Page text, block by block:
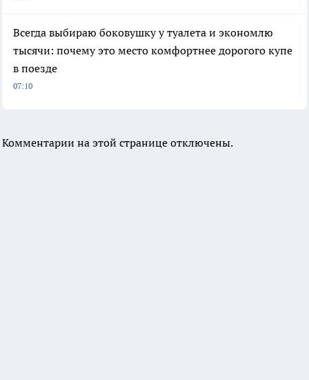
Всегда выбираю боковушку у туалета и экономлю
тысячи: почему это место комфортнее дорогого купе
в поезде
07:10
Комментарии на этой странице отключены.